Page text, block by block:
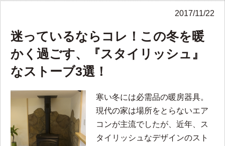
2017/11/22
迷っているならコレ！この冬を暖
かく過ごす、『スタイリッシュ』
なストーブ3選！
寒い冬には必需品の暖房器具。
現代の家は場所をとらないエア
コンが主流でしたが、近年、ス
タイリッシュなデザインのスト